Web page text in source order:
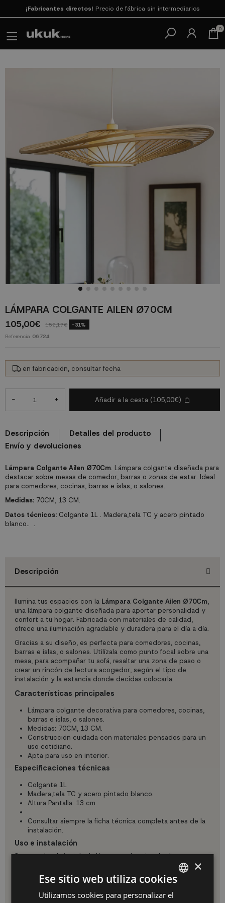
¡Fabricantes directos! Precio de fábrica sin intermediarios
0
LÁMPARA COLGANTE AILEN Ø70CM
105,00€ 152,17€ -31%
Referencia 06724
Lámpara Colgante Ailen Ø70Cm. Lámpara colgante diseñada para
destacar sobre mesas de comedor, barras o zonas de estar. Ideal
para comedores, cocinas, barras e islas, o salones.
Medidas:70CM, 13 CM.
Datos técnicos:Colgante 1L . Madera,tela TC y acero pintado
blanco.. .
en fabricación, consultar fecha
- + Añadir a la cesta (105,00€)
Descripción
Detalles del producto
Envío y devoluciones
Descripción
Ilumina tus espacios con la Lámpara Colgante Ailen Ø70Cm,
una lámpara colgante diseñada para aportar personalidad y
confort a tu hogar. Fabricada con materiales de calidad,
ofrece una iluminación agradable y duradera para el día a día.
Gracias a su diseño, es perfecta para comedores, cocinas,
barras e islas, o salones. Utilízala como punto focal sobre una
mesa, para acompañar tu sofá, resaltar una zona de paso o
crear un rincón de lectura acogedor, según el tipo de
instalación y la estancia donde decidas colocarla.
Características principales
Lámpara colgante decorativa para comedores, cocinas,
barras e islas, o salones.
Medidas: 70CM, 13 CM.
Construcción cuidada con materiales pensados para un
uso cotidiano.
Apta para uso en interior.
Especificaciones técnicas
Colgante 1L
Madera,tela TC y acero pintado blanco.
Altura Pantalla: 13 cm
Consultar siempre la ficha técnica completa antes de la
instalación.
Uso e instalación
Se recomienda instalar la lámpara colgante a la altura
adecuada sobre mesas o zonas de paso, dejando espacio
suficiente para una iluminación cómoda y sin
deslumbramientos. Para una colocación segura, es
aconsejable que la instalación eléctrica sea realizada por un
SPANISH
×
Ese sitio web utiliza cookies
Utilizamos cookies para personalizar el